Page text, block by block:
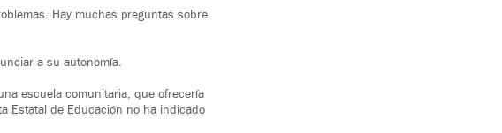
Hay muchas preguntas sobre
a su autonomía.
escuela comunitaria, que ofrecería
Estatal de Educación no ha indicado